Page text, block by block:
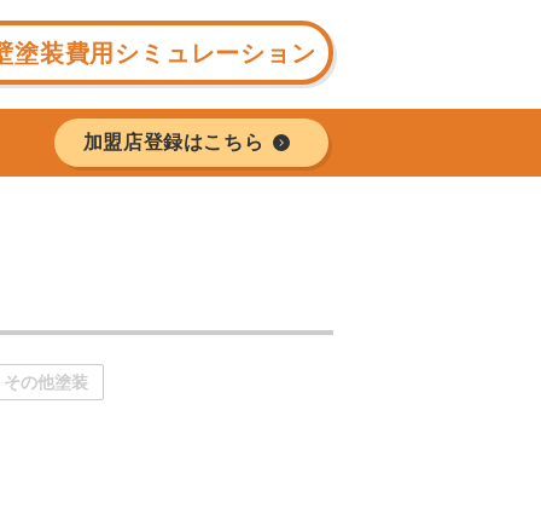
塗装費用シミュレーション
加盟店登録はこちら
その他塗装